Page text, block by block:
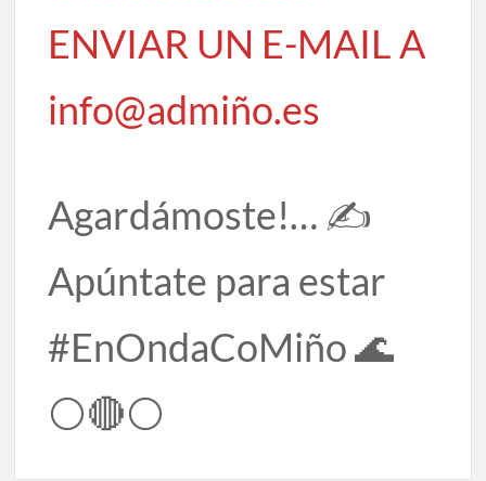
ENVIAR UN E-MAIL A
info@admiño.es
Agardámoste!… ✍
Apúntate para estar
#EnOndaCoMiño 🌊
⚪🔴⚪